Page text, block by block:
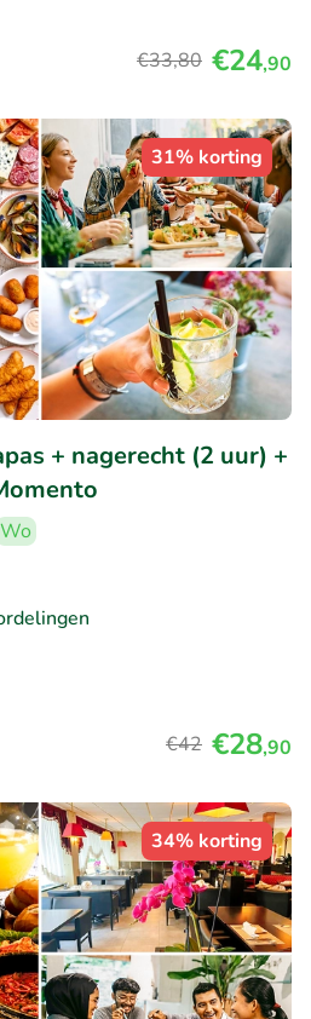
€33,80 €24,90
31% korting
+ nagerecht (2 uur) +
Wo
€42 €28,90
34% korting